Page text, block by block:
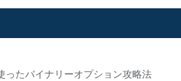
ったバイナリーオプション攻略法